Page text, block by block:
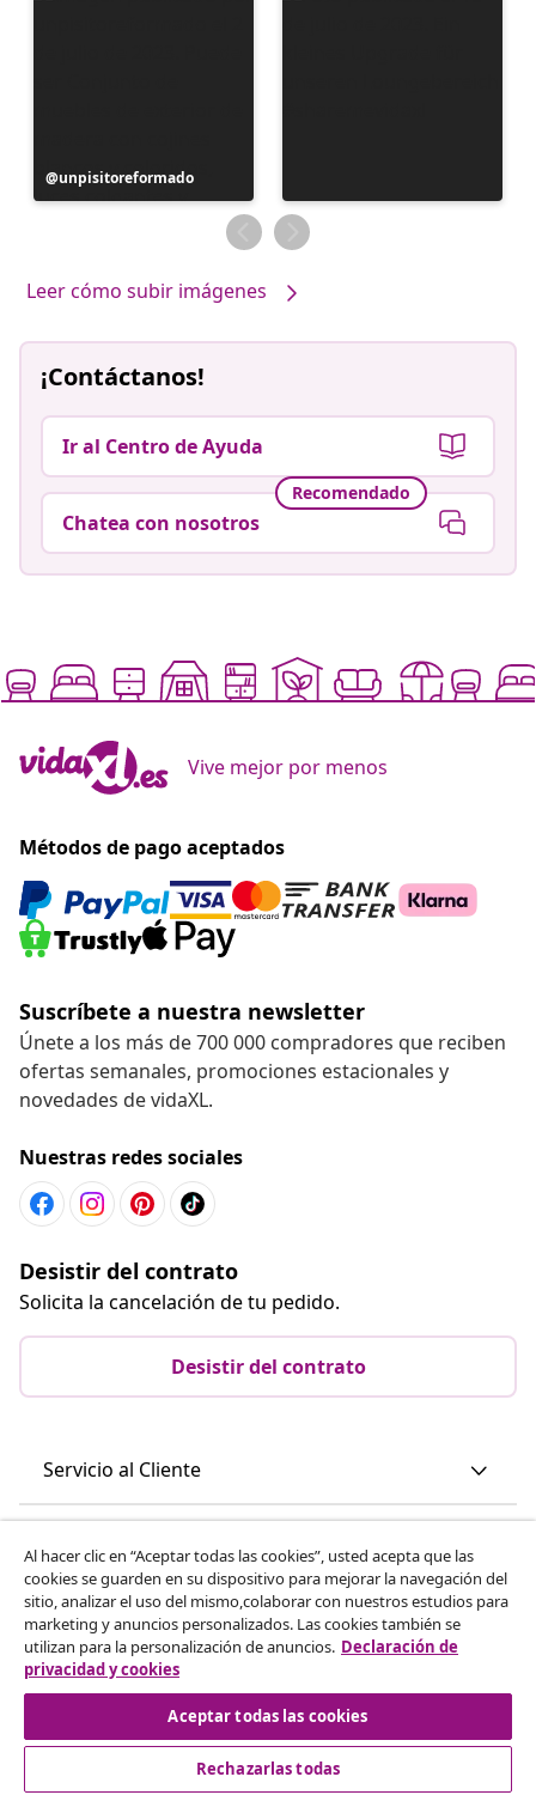
Publicación
realizada
unpisitoreformado
Leer cómo subir imágenes
¡Contáctanos!
Ir al Centro de Ayuda
Recomendado
Chatea con nosotros
Vive mejor por menos
Métodos de pago aceptados
Suscríbete a nuestra newsletter
Únete a los más de 700 000 compradores que reciben
ofertas semanales, promociones estacionales y
novedades de vidaXL.
Nuestras redes sociales
Desistir del contrato
Solicita la cancelación de tu pedido.
Desistir del contrato
Servicio al Cliente
vidaXL
Descubre mas
Al hacer clic en “Aceptar todas las cookies”, usted acepta que las
cookies se guarden en su dispositivo para mejorar la navegación del
sitio, analizar el uso del mismo,colaborar con nuestros estudios para
marketing y anuncios personalizados. Las cookies también se
utilizan para la personalización de anuncios. Declaración de
privacidad y cookies
Aceptar todas las cookies
Rechazarlas todas